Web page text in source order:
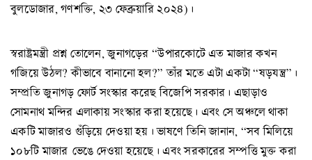
বুলডোজার, গণশক্তি, ২৩ ফেব্রুয়ারি ২০২৪)।
স্বরাষ্ট্রমন্ত্রী প্রশ্ন তোলেন, জুনাগড়ের “উপারকোটে এত মাজার কখন
গজিয়ে উঠল? কীভাবে বানানো হল?” তাঁর মতে এটা একটা “ষড়যন্ত্র”।
সম্প্রতি জুনাগড় ফোর্ট সংস্কার করেছ বিজেপি সরকার। এছাড়াও
সোমনাথ মন্দির এলাকায় সংস্কার করা হয়েছে। এবং সে অঞ্চলে থাকা
একটি মাজারও গুঁড়িয়ে দেওয়া হয়। ভাষণে তিনি জানান, “সব মিলিয়ে
১০৮টি মাজার ভেঙে দেওয়া হয়েছে। এবং সরকারের সম্পত্তি মুক্ত করা